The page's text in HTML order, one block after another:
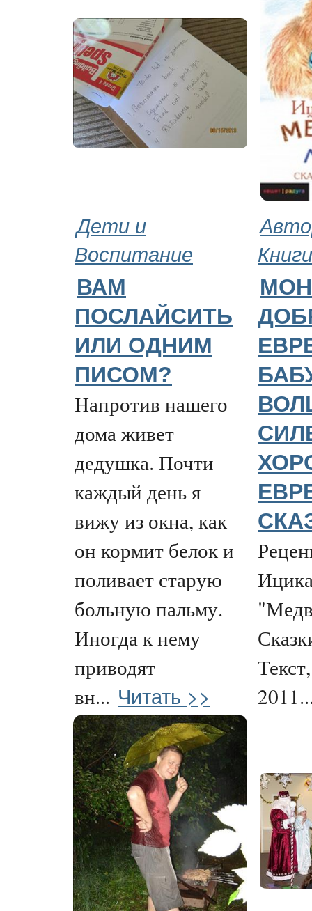
Дети и
Воспитание
Книги
ВАМ
ПОСЛАЙСИТЬ
ИЛИ ОДНИМ
ПИСОМ?
Напротив нашего
дома живет
дедушка. Почти
каждый день я
вижу из окна, как
он кормит белок и
поливает старую
больную пальму.
Иногда к нему
приводят
вн... Читать >>